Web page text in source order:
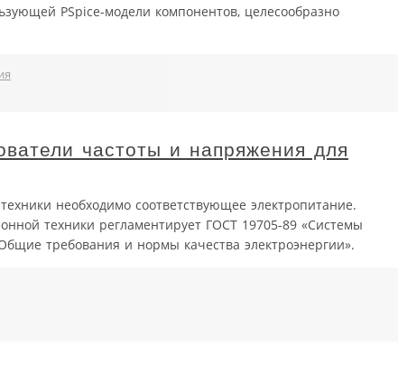
PSpice-модели компонентов, целесообразно
частоты и напряжения для
необходимо соответствующее электропитание.
техники регламентирует ГОСТ 19705-89 «Системы
требования и нормы качества электроэнергии».